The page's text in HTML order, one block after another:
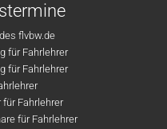
flvbw.de
für Fahrlehrer
für Fahrlehrer
für Fahrlehrer
für Fahrlehrer